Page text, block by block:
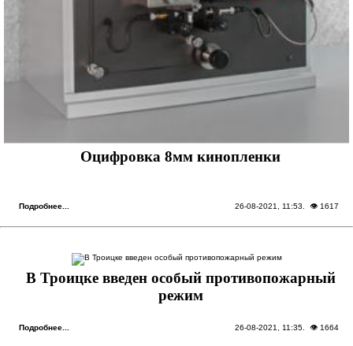
Оцифровка 8мм кинопленки
Подробнее... 26-08-2021, 11:53 . 👁 1617
В Троицке введен особый противопожарный
режим
Подробнее... 26-08-2021, 11:35 . 👁 1664